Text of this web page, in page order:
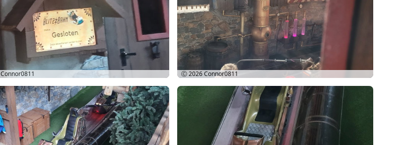
Connor0811 Ⓒ 2026Connor0811